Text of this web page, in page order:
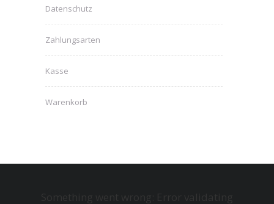
Datenschutz
Zahlungsarten
Kasse
Warenkorb